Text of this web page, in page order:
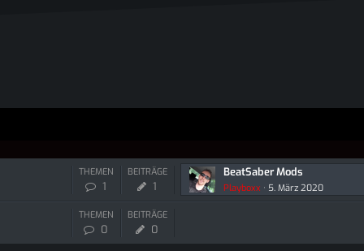
THEMEN
1
BEITRÄGE
1
BeatSaber Mods
Playboxx 5. März 2020
THEMEN
0
BEITRÄGE
0